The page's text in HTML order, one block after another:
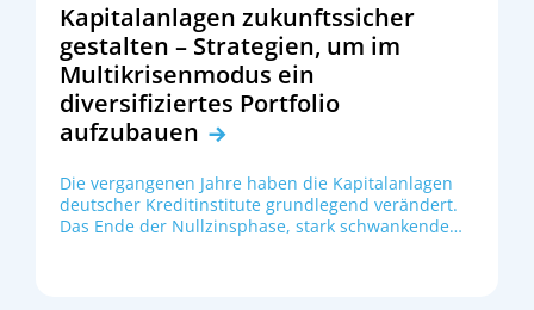
Kapitalanlagen zukunftssicher
gestalten – Strategien, um im
Multikrisenmodus ein
diversifiziertes Portfolio
aufzubauen
Die vergangenen Jahre haben die Kapitalanlagen
deutscher Kreditinstitute grundlegend verändert.
Das Ende der Nullzinsphase, stark schwankende